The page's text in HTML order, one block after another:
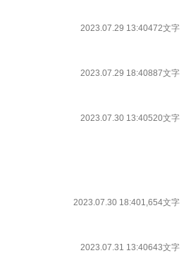
2023.07.29 13:40472文字
2023.07.29 18:40887文字
2023.07.30 13:40520文字
2023.07.30 18:401,654文字
2023.07.31 13:40643文字